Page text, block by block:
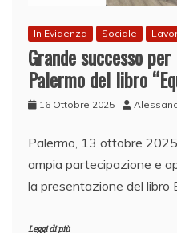
In Evidenza Sociale
Grande successo
Palermo del libro
16 Ottobre 2025
Palermo, 13 ottobre
ampia partecipazione e
la presentazione del libro
Leggi di più